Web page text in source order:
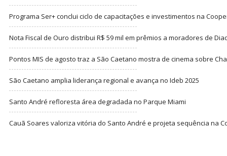
Programa Ser+ conclui ciclo de capacitações e investimentos na
Nota Fiscal de Ouro distribui R$ 59 mil em prêmios a moradores de
Pontos MIS de agosto traz a São Caetano mostra de cinema sobre
São Caetano amplia liderança regional e avança no Ideb 2025
Santo André refloresta área degradada no Parque Miami
Cauã Soares valoriza vitória do Santo André e projeta sequência na